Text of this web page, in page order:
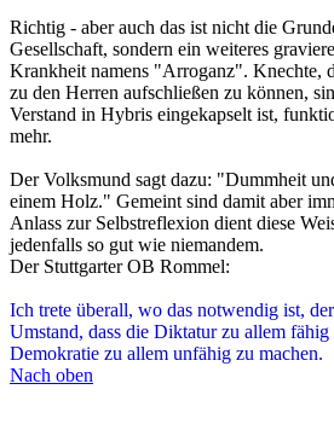
Richtig - aber auch das ist nicht die
Gesellschaft, sondern ein weiteres
Krankheit namens "Arroganz". Knechte,
zu den Herren aufschließen zu können,
Verstand in Hybris eingekapselt ist,
mehr.
Der Volksmund sagt dazu: "Dummheit
einem Holz." Gemeint sind damit aber
Anlass zur Selbstreflexion dient diese
jedenfalls so gut wie niemandem.
Der Stuttgarter OB Rommel:
Ich trete überall, wo das notwendig ist,
Umstand, dass die Diktatur zu allem
Demokratie zu allem unfähig zu machen.
Nach oben